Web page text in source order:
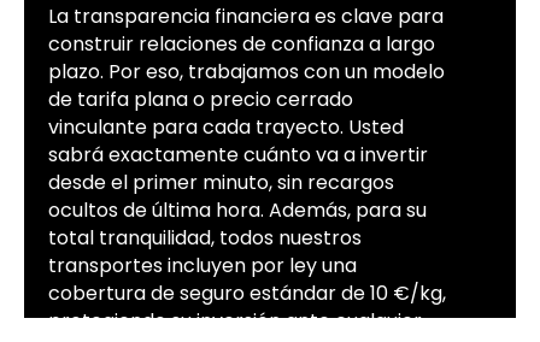
La transparencia financiera es clave para
construir relaciones de confianza a largo
plazo. Por eso, trabajamos con un modelo
de tarifa plana o precio cerrado
vinculante para cada trayecto. Usted
sabrá exactamente cuánto va a invertir
desde el primer minuto, sin recargos
ocultos de última hora. Además, para su
total tranquilidad, todos nuestros
transportes incluyen por ley una
cobertura de seguro estándar de 10 €/kg,
protegiendo su inversión ante cualquier